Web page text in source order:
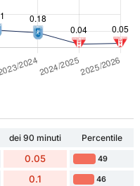
dei 90 minuti
Percentile
0.05 49
0.1 46